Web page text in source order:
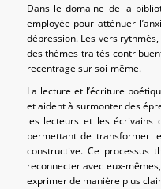
Dans le domaine de la
employée pour atténuer
dépression. Les vers
des thèmes traités
recentrage sur soi-même.
La lecture et l’écriture
et aident à surmonter des
les lecteurs et les écrivains
permettant de transformer
constructive. Ce processus
reconnecter avec eux-
exprimer de manière plus